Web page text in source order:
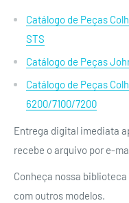
Catálogo de Peças
STS
Catálogo de Peças
Catálogo de Peças
6200/7100/7200
Entrega digital imediata
recebe o arquivo por e-
Conheça nossa biblioteca
com outros modelos.